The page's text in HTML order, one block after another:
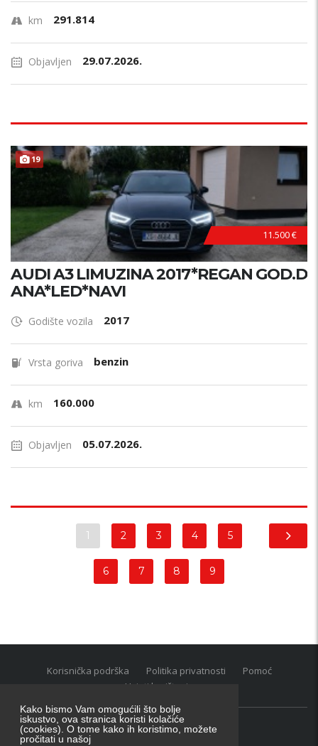
Kako bismo Vam omogućili što bolje
iskustvo, ova stranica koristi kolačiće
(cookies). O tome kako ih koristimo, možete
pročitati u našoj
km 291.814
Objavljen 29.07.2026.
19
11.500 €
AUDI A3 LIMUZINA 2017*REGAN GOD.D
ANA*LED*NAVI
Godište vozila 2017
Vrsta goriva benzin
km 160.000
Objavljen 05.07.2026.
1 2 3 4 5
6 7 8 9
Korisnička podrška Politika privatnosti
Pomoć
Uvjeti korištenja
Oglasnik grupacija:posao.hr|oglasnik.hr|auti.hr